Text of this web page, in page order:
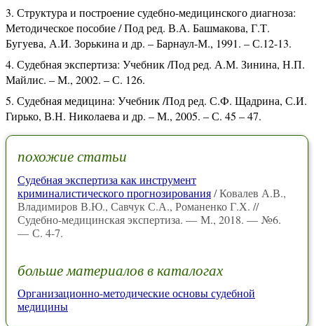
Структура и построение судебно-медицинского диагноза:
Методическое пособие / Под ред. В.А. Башмакова, Г.Т.
Бугуева, А.И. Зорькина и др. – Барнаул-М., 1991. – С.12-13.
Судебная экспертиза: Учебник /Под ред. А.М. Зинина, Н.П.
Майлис. – М., 2002. – С. 126.
Судебная медицина: Учебник /Под ред. С.Ф. Щадрина, С.И.
Гирько, В.Н. Николаева и др. – М., 2005. – С. 45 – 47.
похожие статьи
Судебная экспертиза как инструмент
криминалистического прогнозирования/ Ковалев А.В.,
Владимиров В.Ю., Савчук С.А., Романенко Г.Х. //
Судебно-медицинская экспертиза. — М., 2018. — №6.
— С. 4-7.
больше материалов в каталогах
Организационно-методические основы судебной
медицины